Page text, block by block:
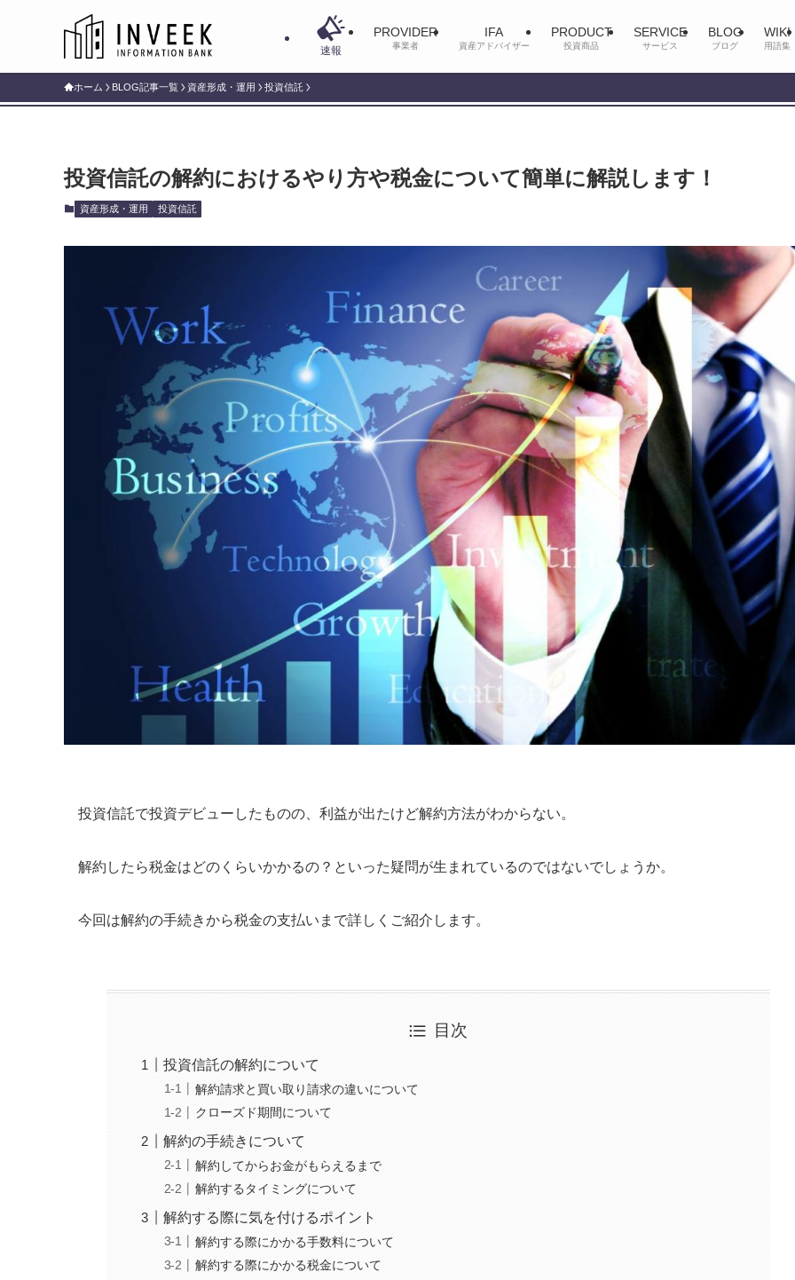
速報
PROVIDER
事業者
IFA
資産アドバイザー
PRODUCT
投資商品
SERVICE
サービス
BLOG
ブログ
WIKI
用語集
ホーム BLOG記事一覧 資産形成・運用 投資信託
投資信託の解約におけるやり方や税金について簡単に解説します！
資産形成・運用 投資信託
投資信託で投資デビューしたものの、利益が出たけど解約方法がわからない。
解約したら税金はどのくらいかかるの？といった疑問が生まれているのではないでしょうか。
今回は解約の手続きから税金の支払いまで詳しくご紹介します。
目次
投資信託の解約について
解約請求と買い取り請求の違いについて
クローズド期間について
解約の手続きについて
解約してからお金がもらえるまで
解約するタイミングについて
解約する際に気を付けるポイント
解約する際にかかる手数料について
解約する際にかかる税金について